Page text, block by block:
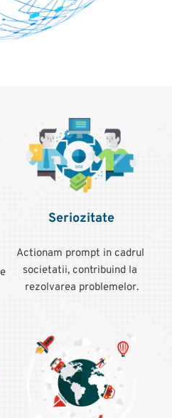
Seriozitate
Actionam prompt in cadrul
societatii, contribuind la
rezolvarea problemelor.